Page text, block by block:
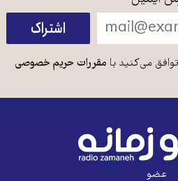
می‌کنید با مقررات حریم خصوصی
عضو